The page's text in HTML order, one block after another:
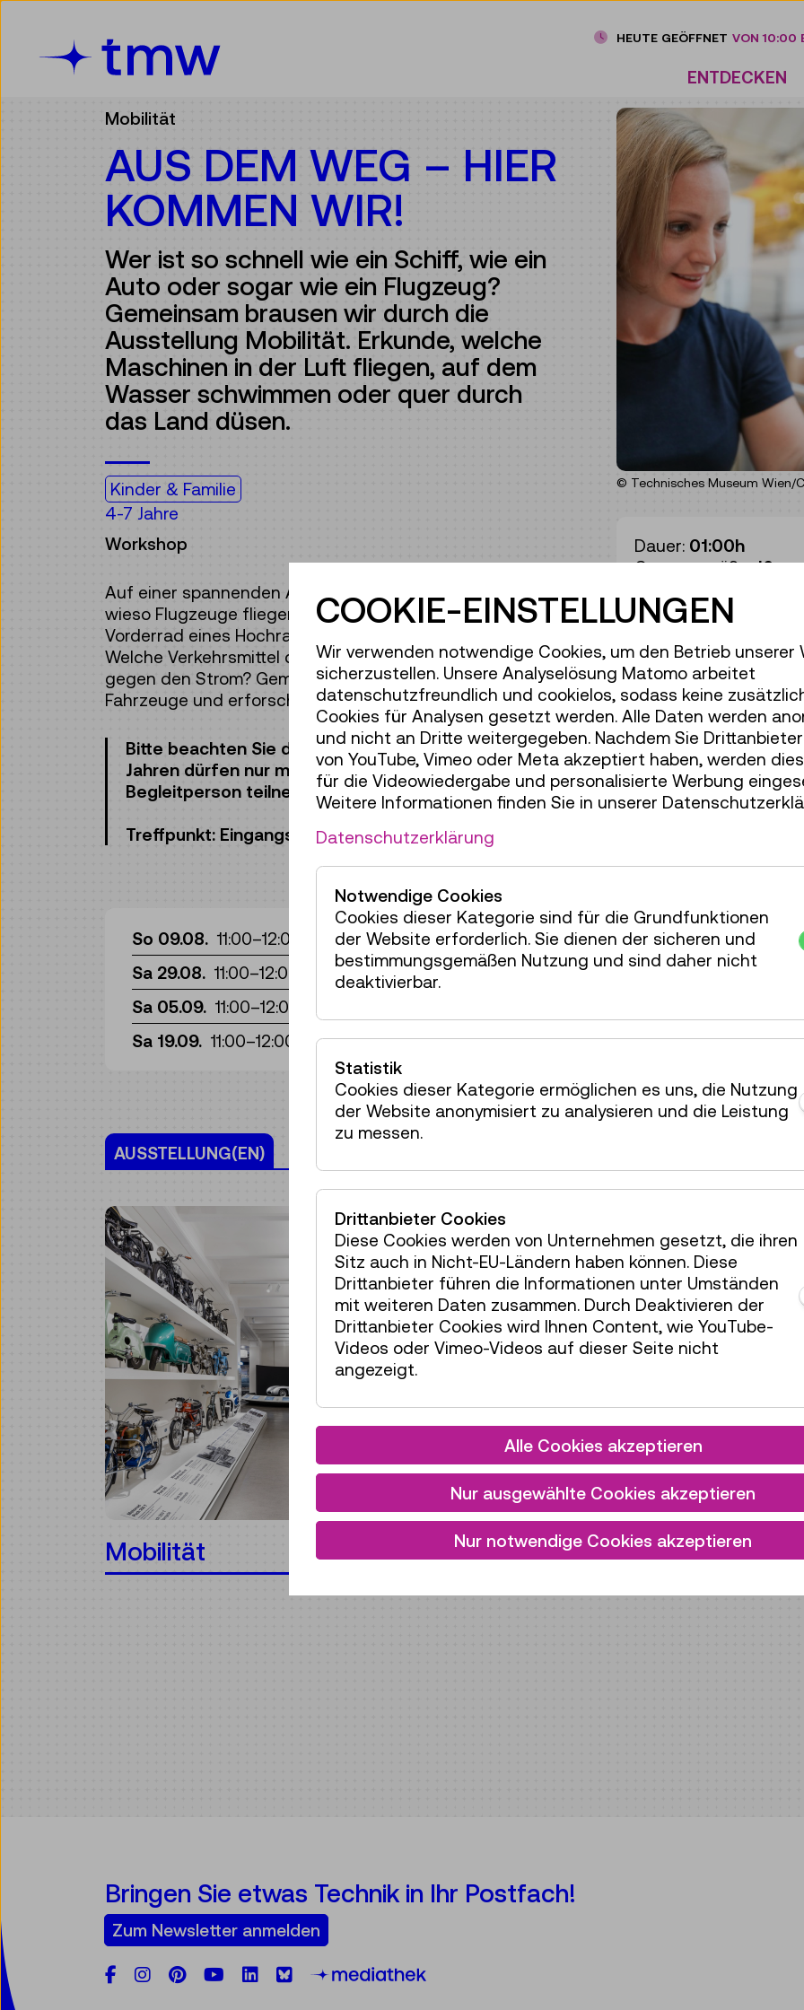
ENTDECKEN
HEUTE GEÖFFNET VON 10:00
Mobilität
AUS DEM WEG – HIER
KOMMEN WIR!
Wer ist so schnell wie ein Schiff, wie ein
Auto oder sogar wie ein Flugzeug?
Gemeinsam brausen wir durch die
Ausstellung Mobilität. Erkunde, welche
Maschinen in der Luft fliegen, auf dem
Wasser schwimmen oder quer durch
das Land düsen.
Kinder & Familie
4-7 Jahre
Workshop
Auf einer spannenden Abenteuerreise finden wir heraus,
wieso Flugzeuge fliegen, Schiffe nicht sinken und das
Vorderrad eines Hochrads fast so groß wie ein Mensch ist.
Welche Verkehrsmittel dampfen, gleiten oder schwimmen
gegen den Strom? Gemeinsam entdecken wir verschiede
Fahrzeuge und erforschen eigenhändig wie sie funktionieren.
Bitte beachten Sie die Altersangaben! Kinder unter 8
Jahren dürfen nur mit einer erwachsenen
Begleitperson teilnehmen.
Treffpunkt: Eingangshalle, Ebene 0
© Technisches Museum Wien/
Dauer: 01:00h
Gruppengröße:16
Erwachsene
Unter 19 Jahren
So 09.08. 11:00–12:00 Workshop 16 Plätze frei
Sa 29.08. 11:00–12:00 Workshop 16 Plätze frei
Sa 05.09. 11:00–12:00
Sa 19.09. 11:00–12:00 Workshop 16 Plätze frei
AUSSTELLUNG(EN)
Mobilität
Bringen Sie etwas Technik in Ihr Postfach!
Zum Newsletter anmelden
Facebook
Instagram
Pinterest
YouTube
LinkedIn
Bluesky
COOKIE-EINSTELLUNGEN
Wir verwenden notwendige Cookies, um den Betrieb unserer
sicherzustellen. Unsere Analyselösung Matomo arbeitet
datenschutzfreundlich und cookielos, sodass keine
Cookies für Analysen gesetzt werden. Alle Daten werden
und nicht an Dritte weitergegeben. Nachdem Sie
von YouTube, Vimeo oder Meta akzeptiert haben, werden
für die Videowiedergabe und personalisierte Werbung
Weitere Informationen finden Sie in unserer
Datenschutzerklärung
Notwendige Cookies
Cookies dieser Kategorie sind für die Grundfunktionen
der Website erforderlich. Sie dienen der sicheren und
bestimmungsgemäßen Nutzung und sind daher nicht
deaktivierbar.
Statistik
Cookies dieser Kategorie ermöglichen es uns, die Nutzung
der Website anonymisiert zu analysieren und die Leistung
zu messen.
Drittanbieter Cookies
Diese Cookies werden von Unternehmen gesetzt, die ihren
Sitz auch in Nicht-EU-Ländern haben können. Diese
Drittanbieter führen die Informationen unter Umständen
mit weiteren Daten zusammen. Durch Deaktivieren der
Drittanbieter Cookies wird Ihnen Content, wie YouTube-
Videos oder Vimeo-Videos auf dieser Seite nicht
angezeigt.
Alle Cookies akzeptieren
Nur ausgewählte Cookies akzeptieren
Nur notwendige Cookies akzeptieren